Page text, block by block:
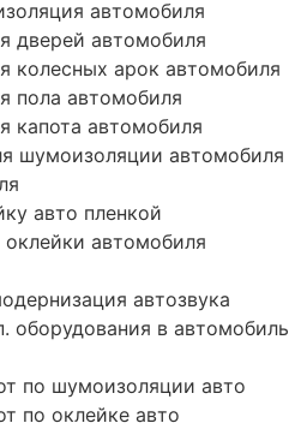
автомобиля
дверей автомобиля
колесных арок автомобиля
пола автомобиля
капота автомобиля
шумоизоляции автомобиля
авто пленкой
оклейки автомобиля
автозвука
оборудования в автомобиль
по шумоизоляции авто
по оклейке авто